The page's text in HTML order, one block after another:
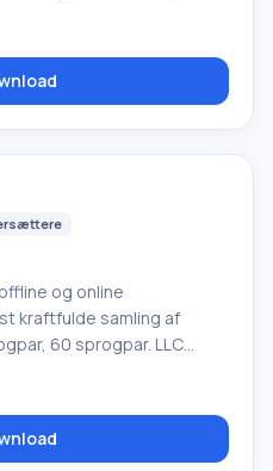
skjult af ondsindet
softwarefejl, fuldstændig
eller sletning af
og online
kraftfulde samling af
60 sprogpar. LLC
brugere og
giver oversættelse af
ordbøger,